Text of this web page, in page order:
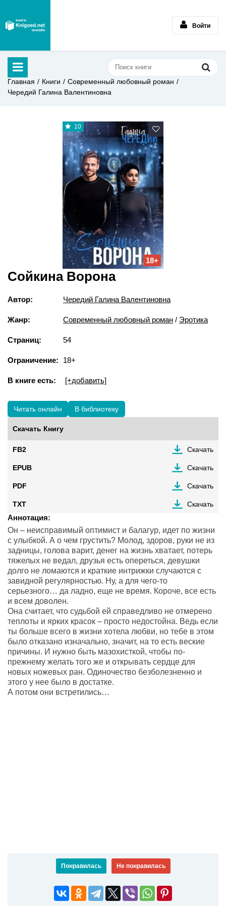
Войти
Главная Книги
Современный любовный роман
Чередий Галина Валентиновна
10
18+
Сойкина Ворона
Автор: Чередий Галина Валентиновна
Жанр: Современный любовный роман / Эротика
Страниц: 54
Ограничение: 18+
В книге есть: [+добавить]
Читать онлайн В библиотеку
Скачать Книгу
FB2 Скачать
EPUB Скачать
PDF Скачать
TXT Скачать
Аннотация:
Он – неисправимый оптимист и балагур, идет по жизни
с улыбкой. А о чем грустить? Молод, здоров, руки не из
задницы, голова варит, денег на жизнь хватает, потерь
тяжелых не ведал, друзья есть опереться, девушки
долго не ломаются и краткие интрижки случаются с
завидной регулярностью. Ну, а для чего-то
серьезного… да ладно, еще не время. Короче, все есть
и всем доволен.
Она считает, что судьбой ей справедливо не отмерено
теплоты и ярких красок – просто недостойна. Ведь если
ты больше всего в жизни хотела любви, но тебе в этом
было отказано изначально, значит, на то есть веские
причины. И нужно быть мазохисткой, чтобы по-
прежнему желать того же и открывать сердце для
новых ножевых ран. Одиночество безболезненно и
этого у нее было в достатке.
А потом они встретились…
Понравилась Не понравилась